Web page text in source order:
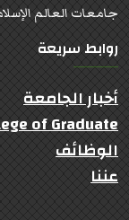
جامعات العالم
روابط سريعة
أخبار الجامعة
of Graduate
الوظائف
عننا